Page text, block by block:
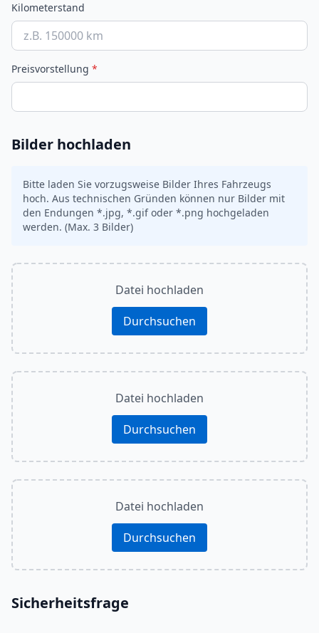
Kilometerstand
Preisvorstellung *
Bilder hochladen
Bitte laden Sie vorzugsweise Bilder Ihres Fahrzeugs
hoch. Aus technischen Gründen können nur Bilder mit
den Endungen *.jpg, *.gif oder *.png hochgeladen
werden. (Max. 3 Bilder)
Datei hochladen
Durchsuchen
Datei hochladen
Durchsuchen
Datei hochladen
Durchsuchen
Sicherheitsfrage